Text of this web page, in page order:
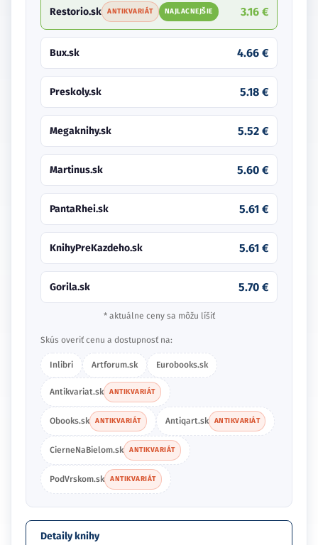
Restorio.sk ANTIKVARIÁT NAJLACNEJŠIE 3.16 €
Bux.sk 4.66 €
Preskoly.sk 5.18 €
Megaknihy.sk 5.52 €
Martinus.sk 5.60 €
PantaRhei.sk 5.61 €
KnihyPreKazdeho.sk 5.61 €
Gorila.sk 5.70 €
* aktuálne ceny sa môžu líšiť
Skús overiť cenu a dostupnosť na:
Inlibri Artforum.sk Eurobooks.sk
Antikvariat.sk ANTIKVARIÁT
Obooks.sk ANTIKVARIÁT Antiqart.sk ANTIKVARIÁT
CierneNaBielom.sk ANTIKVARIÁT
PodVrskom.sk ANTIKVARIÁT
Detaily knihy